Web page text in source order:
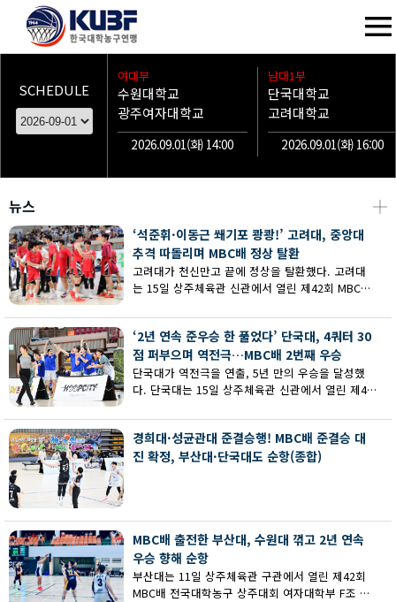
SCHEDULE
여대부
수원대학교
광주여자대학교
2026.09.01(화) 14:00
남대1부
단국대학교
고려대학교
2026.09.01(화) 16:00
뉴스 ┼
‘석준휘·이동근 쐐기포 쾅쾅!’ 고려대, 중앙대
추격 따돌리며 MBC배 정상 탈환
고려대가 천신만고 끝에 정상을 탈환했다. 고려대
는 15일 상주체육관 신관에서 열린 제42회 MBC배
추격을 따돌리며 73-62로 승리했다.
‘2년 연속 준우승 한 풀었다’ 단국대, 4쿼터 30
점 퍼부으며 역전극…MBC배 2번째 우승
단국대가 역전극을 연출, 5년 만의 우승을 달성했
다. 단국대는 15일 상주체육관 신관에서 열린 제42
서 부산대에 73-67로 역전승했다.
경희대·성균관대 준결승행! MBC배 준결승 대
진 확정, 부산대·단국대도 순항(종합)
MBC배 출전한 부산대, 수원대 꺾고 2년 연속
우승 향해 순항
부산대는 11일 상주체육관 구관에서 열린 제42회
MBC배 전국대학농구 상주대회 여자대학부 F조 예